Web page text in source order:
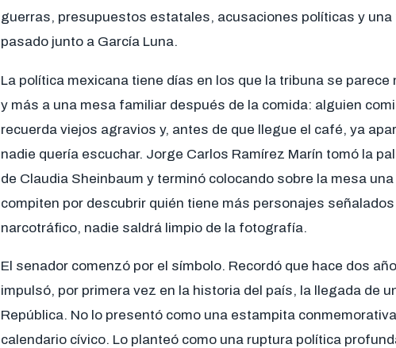
guerras, presupuestos estatales, acusaciones políticas y una
pasado junto a García Luna.
La política mexicana tiene días en los que la tribuna se
y más a una mesa familiar después de la comida: alguien
recuerda viejos agravios y, antes de que llegue el café, ya
nadie quería escuchar. Jorge Carlos Ramírez Marín tomó la
de Claudia Sheinbaum y terminó colocando sobre la mesa
compiten por descubrir quién tiene más personajes
narcotráfico, nadie saldrá limpio de la fotografía.
El senador comenzó por el símbolo. Recordó que hace dos
impulsó, por primera vez en la historia del país, la llegada de
República. No lo presentó como una estampita
calendario cívico. Lo planteó como una ruptura política